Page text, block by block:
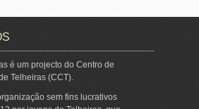
é um projecto do Centro de
Telheiras (CCT).
sem fins lucrativos